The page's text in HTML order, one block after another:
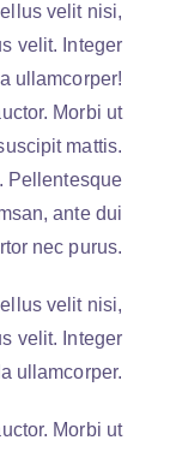
velit nisi,
velit. Integer
ullamcorper!
Morbi ut
mattis.
Pellentesque
ante dui
nec purus.
velit nisi,
velit. Integer
ullamcorper.
Morbi ut